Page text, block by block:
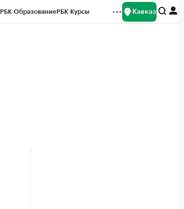
РБК ОбразованиеРБК Курсы Кавказ